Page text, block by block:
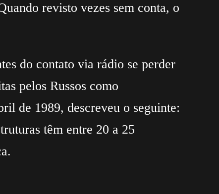
revisto vezes sem conta, o
do contato via rádio se perder
pelos Russos como
de 1989, descreveu o seguinte:
têm entre 20 a 25